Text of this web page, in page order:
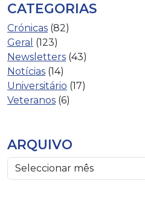
CATEGORIAS
Crónicas (82)
Geral (123)
Newsletters (43)
Notícias (14)
Universitário (17)
Veteranos (6)
ARQUIVO